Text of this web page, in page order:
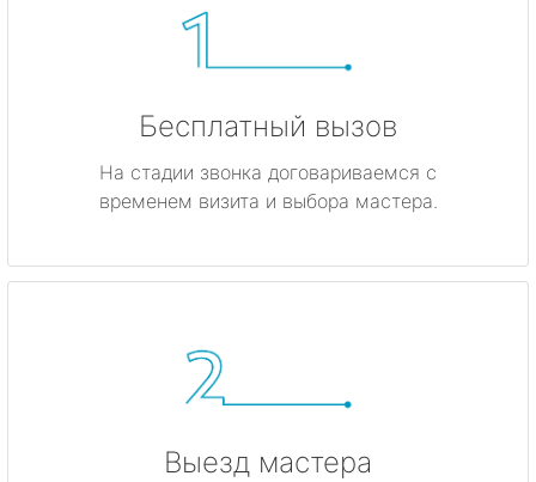
Бесплатный вызов
На стадии звонка договариваемся с
временем визита и выбора мастера.
Выезд мастера